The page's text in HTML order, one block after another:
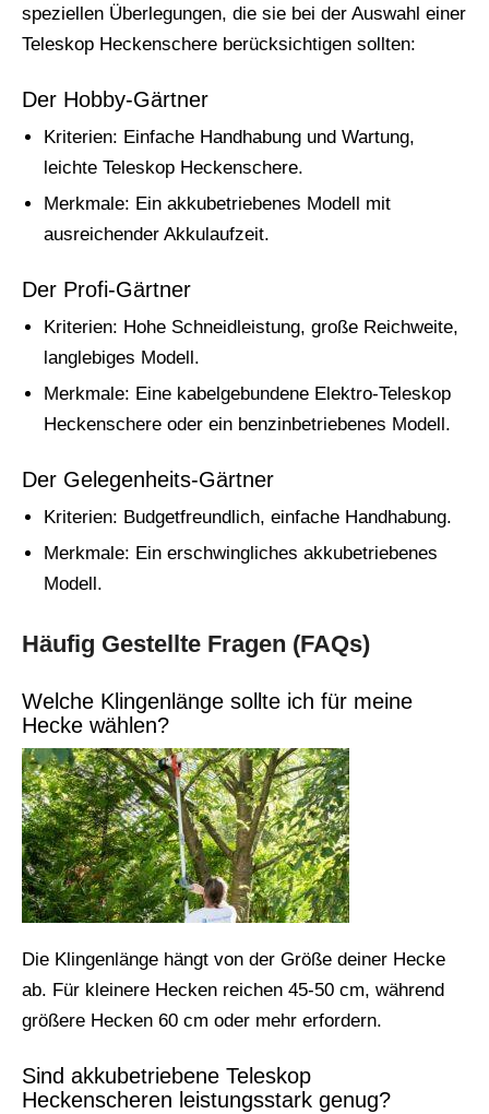
speziellen Überlegungen, die sie bei der Auswahl einer
Teleskop Heckenschere berücksichtigen sollten:
Der Hobby-Gärtner
Kriterien: Einfache Handhabung und Wartung,
leichte Teleskop Heckenschere.
Merkmale: Ein akkubetriebenes Modell mit
ausreichender Akkulaufzeit.
Der Profi-Gärtner
Kriterien: Hohe Schneidleistung, große Reichweite,
langlebiges Modell.
Merkmale: Eine kabelgebundene Elektro-Teleskop
Heckenschere oder ein benzinbetriebenes Modell.
Der Gelegenheits-Gärtner
Kriterien: Budgetfreundlich, einfache Handhabung.
Merkmale: Ein erschwingliches akkubetriebenes
Modell.
Häufig Gestellte Fragen (FAQs)
Welche Klingenlänge sollte ich für meine
Hecke wählen?
Die Klingenlänge hängt von der Größe deiner Hecke
ab. Für kleinere Hecken reichen 45-50 cm, während
größere Hecken 60 cm oder mehr erfordern.
Sind akkubetriebene Teleskop
Heckenscheren leistungsstark genug?